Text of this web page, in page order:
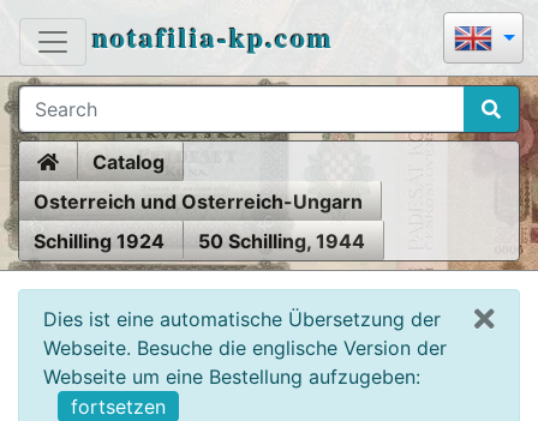
notafilia-kp.com
HomeCatalog
Osterreich und Osterreich-Ungarn
Schilling 1924
50 Schilling, 1944
Dies ist eine automatische Übersetzung der
Webseite. Besuche die englische Version der
Webseite um eine Bestellung aufzugeben:
fortsetzen